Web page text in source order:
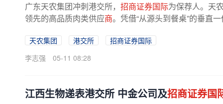
广东天农集团冲刺港交所， 招商证券国际为保荐人。天
领先的高品质肉类供应商。凭借“从源头到餐桌”的垂直
天农集团 港交所
招商证券国际
李志强
05-11 08:28
江西生物递表港交所 中金公司及招商证券国